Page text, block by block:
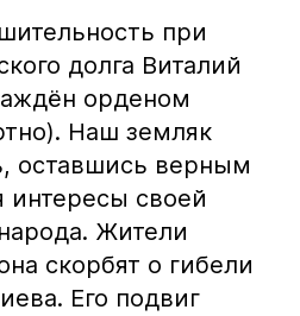
при
долга Виталий
орденом
Наш земляк
оставшись верным
интересы своей
Жители
скорбят о гибели
Его подвиг